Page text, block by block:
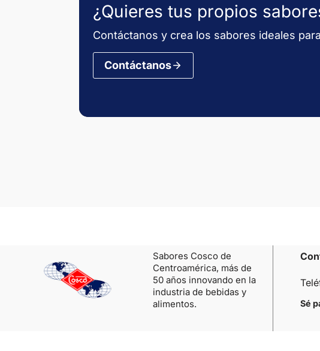
¿Quieres tus propios
Contáctanos y crea los sabores ideales
Contáctanos
Sabores Cosco de
Centroamérica, más de
50 años innovando en la
industria de bebidas y
alimentos.
Sé